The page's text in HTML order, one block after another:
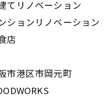
てリノベーション
ションリノベーション
店
市港区市岡元町